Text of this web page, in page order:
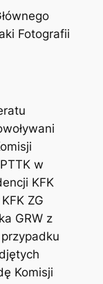
Fotografii
w
KFK
ZG
GRW z
Komisji